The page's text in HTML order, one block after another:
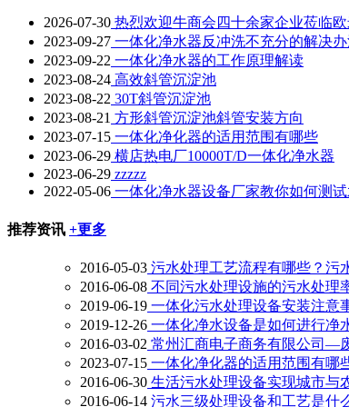
2026-07-30 热烈欢迎牛商会四十余家企业莅临
2023-09-27 一体化净水器反冲洗不充分的解决
2023-09-22 一体化净水器的工作原理解读
2023-08-24 高效斜管沉淀池
2023-08-22 30T斜管沉淀池
2023-08-21 方形斜管沉淀池斜管安装方向
2023-07-15 一体化净化器的适用范围有哪些
2023-06-29 横店热电厂10000T/D一体化净水器
2023-06-29 zzzzz
2022-05-06 一体化净水器设备厂家教你如何测
推荐资讯 +更多
2016-05-03 污水处理工艺流程有哪些？污
2016-06-08 不同污水处理设施的污水处理
2019-06-19 一体化污水处理设备安装注意
2019-12-26 一体化净水设备是如何进行净
2016-03-02 常州汇商电子商务有限公司—
2023-07-15 一体化净化器的适用范围有哪
2016-06-30 生活污水处理设备实现城市与
2016-06-14 污水三级处理设备和工艺是什